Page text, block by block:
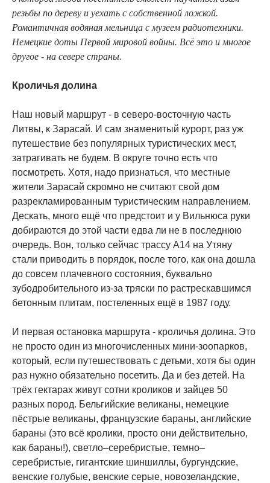
резьбы по дереву и уехать с собственной ложкой.
Романтичная водяная мельница с музеем радиотехники.
Немецкие доты Первой мировой войны. Всё это и многое
другое - на севере страны.
Кроличья долина
Наш новый маршрут - в северо-восточную часть
Литвы, к Зарасай. И сам знаменитый курорт, раз уж
путешествие без популярных туристических мест,
затрагивать не будем. В округе точно есть что
посмотреть. Хотя, надо признаться, что местные
жители Зарасай скромно не считают свой дом
разрекламированным туристическим направлением.
Дескать, много ещё что предстоит и у Вильнюса руки
добираются до этой части едва ли не в последнюю
очередь. Вон, только сейчас трассу А14 на Утяну
стали приводить в порядок, после того, как она дошла
до совсем плачевного состояния, буквально
зубодробительного из-за тряски по растрескавшимся
бетонным плитам, постеленных ещё в 1987 году.
И первая остановка маршрута - кроличья долина. Это
не просто один из многочисленных мини-зоопарков,
который, если путешествовать с детьми, хотя бы один
раз нужно обязательно посетить. Да и без детей. На
трёх гектарах живут сотни кроликов и зайцев 50
разных пород. Бельгийские великаны, немецкие
пёстрые великаны, французские бараны, английские
бараны (это всё кролики, просто они действительно,
как бараны!), светло–серебристые, темно–
серебристые, гигантские шиншиллы, бургундские,
венские голубые, венские серые, новозеландские,